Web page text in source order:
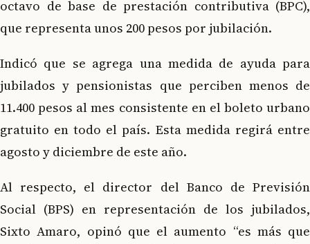
octavo de base de prestación contributiva (BPC),
que representa unos 200 pesos por jubilación.
Indicó que se agrega una medida de ayuda para
jubilados y pensionistas que perciben menos de
11.400 pesos al mes consistente en el boleto urbano
gratuito en todo el país. Esta medida regirá entre
agosto y diciembre de este año.
Al respecto, el director del Banco de Previsión
Social (BPS) en representación de los jubilados,
Sixto Amaro, opinó que el aumento “es más que